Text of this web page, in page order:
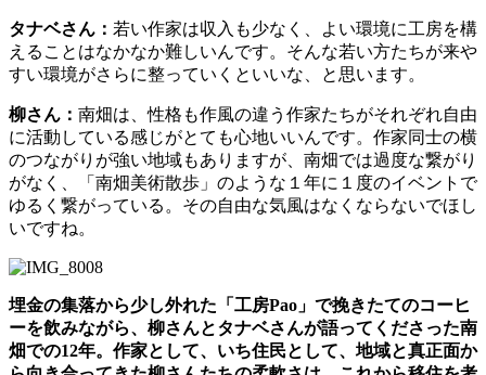
タナベさん： 若い作家は収入も少なく、よい環境に工房を構
えることはなかなか難しいんです。そんな若い方たちが来や
すい環境がさらに整っていくといいな、と思います。
柳さん： 南畑は、性格も作風の違う作家たちがそれぞれ自由
に活動している感じがとても心地いいんです。作家同士の横
のつながりが強い地域もありますが、南畑では過度な繋がり
がなく、「南畑美術散歩」のような１年に１度のイベントで
ゆるく繋がっている。その自由な気風はなくならないでほし
いですね。
埋金の集落から少し外れた「工房Pao」で挽きたてのコーヒ
ーを飲みながら、柳さんとタナベさんが語ってくださった南
畑での12年。作家として、いち住民として、地域と真正面か